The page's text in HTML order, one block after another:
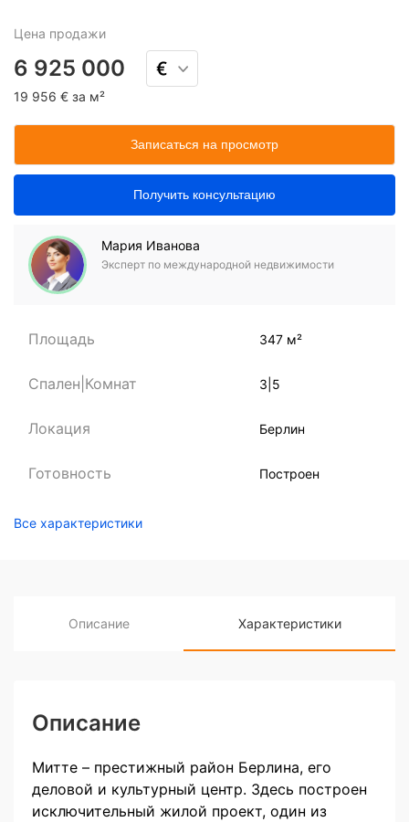
Цена продажи
6 925 000
19 956 € за м²
Записаться на просмотр
Получить консультацию
Мария Иванова
Эксперт по международной недвижимости
Площадь 347 м²
Спален|Комнат 3|5
Локация Берлин
Готовность Построен
Все характеристики
Описание Характеристики
Описание
Митте – престижный район Берлина, его
деловой и культурный центр. Здесь построен
исключительный жилой проект, один из